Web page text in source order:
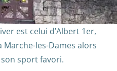
est celui d’Albert 1er,
Marche-les-Dames alors
sport favori.